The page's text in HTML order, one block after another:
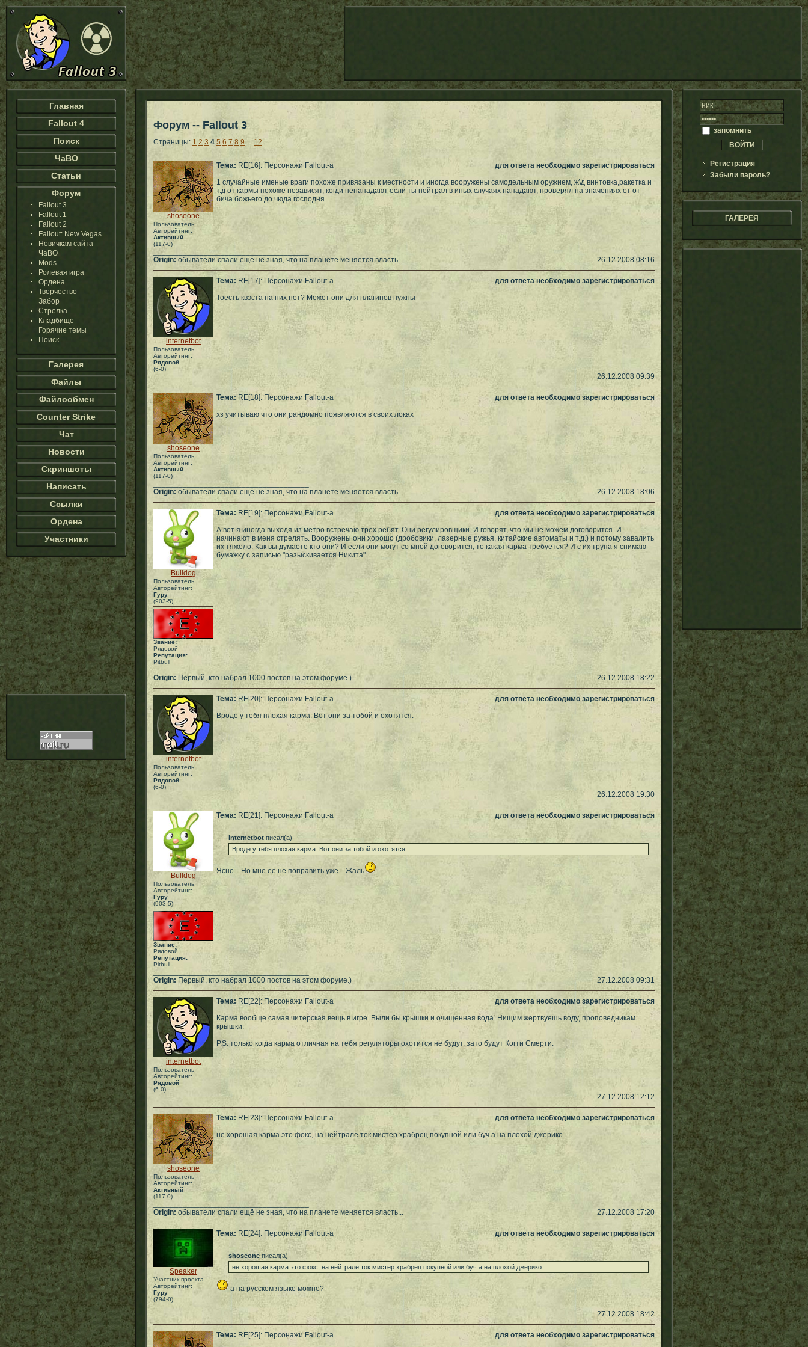
Главная
Fallout 4
Поиск
ЧаВО
Статьи
Форум
Fallout 3
Fallout 1
Fallout 2
Fallout: New Vegas
Новичкам сайта
ЧаВО
Mods
Ролевая игра
Ордена
Творчество
Забор
Стрелка
Кладбище
Горячие темы
Поиск
Галерея
Файлы
Файлообмен
Counter Strike
Чат
Новости
Скриншоты
Написать
Ссылки
Ордена
Участники
Форум -- Fallout 3
Страницы: 1 2 3 4 5 6 7 8 9...12
shoseone
Пользователь
Авторейтинг:
Активный
(117-0)
Тема: RE[16]: Персонажи Fallout-а
для ответа необходимо зарегистрироваться
1 случайные именые враги похоже привязаны к местности и иногда вооружены самодельным оружием, ж\д винтовка,ракетка и
т.д от кармы похоже независят, когди ненападают если ты нейтрал в иных случаях нападают, проверял на значениях от от
бича божьего до чюда господня
_____________________________________
Origin: обыватели спали ещё не зная, что на планете меняется власть... 26.12.2008 08:16
internetbot
Пользователь
Авторейтинг:
Рядовой
(6-0)
Тема: RE[17]: Персонажи Fallout-а
для ответа необходимо зарегистрироваться
Тоесть квэста на них нет? Может они для плагинов нужны
26.12.2008 09:39
shoseone
Пользователь
Авторейтинг:
Активный
(117-0)
Тема: RE[18]: Персонажи Fallout-а
для ответа необходимо зарегистрироваться
хз учитываю что они рандомно появляются в своих локах
_____________________________________
Origin: обыватели спали ещё не зная, что на планете меняется власть... 26.12.2008 18:06
Bulldog
Пользователь
Авторейтинг:
Гуру
(903-5)
Звание:
Рядовой
Репутация:
Pitbull
Тема: RE[19]: Персонажи Fallout-а
для ответа необходимо зарегистрироваться
А вот я иногда выходя из метро встречаю трех ребят. Они регулировщики. И говорят, что мы не можем договорится. И
начинают в меня стрелять. Вооружены они хорошо (дробовики, лазерные ружья, китайские автоматы и т.д.) и потому завалить
их тяжело. Как вы думаете кто они? И если они могут со мной договорится, то какая карма требуется? И с их трупа я снимаю
бумажку с записью "разыскивается Никита".
_____________________________________
Origin: Первый, кто набрал 1000 постов на этом форуме.) 26.12.2008 18:22
internetbot
Пользователь
Авторейтинг:
Рядовой
(6-0)
Тема: RE[20]: Персонажи Fallout-а
для ответа необходимо зарегистрироваться
Вроде у тебя плохая карма. Вот они за тобой и охотятся.
26.12.2008 19:30
Bulldog
Пользователь
Авторейтинг:
Гуру
(903-5)
Звание:
Рядовой
Репутация:
Pitbull
Тема: RE[21]: Персонажи Fallout-а для ответа необходимо зарегистрироваться
internetbot писал(а)
Вроде у тебя плохая карма. Вот они за тобой и охотятся.
Ясно... Но мне ее не поправить уже... Жаль
_____________________________________
Origin: Первый, кто набрал 1000 постов на этом форуме.) 27.12.2008 09:31
internetbot
Пользователь
Авторейтинг:
Рядовой
(6-0)
Тема: RE[22]: Персонажи Fallout-а
для ответа необходимо зарегистрироваться
Карма вообще самая читерская вещь в игре. Были бы крышки и очищенная вода. Нищим жертвуешь воду, проповедникам
крышки.
P.S. только когда карма отличная на тебя регуляторы охотится не будут, зато будут Когти Смерти.
27.12.2008 12:12
shoseone
Пользователь
Авторейтинг:
Активный
(117-0)
Тема: RE[23]: Персонажи Fallout-а
для ответа необходимо зарегистрироваться
не хорошая карма это фокс, на нейтрале ток мистер храбрец покупной или буч а на плохой джерико
_____________________________________
Origin: обыватели спали ещё не зная, что на планете меняется власть... 27.12.2008 17:20
Speaker
Участник проекта
Авторейтинг:
Гуру
(794-0)
Тема: RE[24]: Персонажи Fallout-а для ответа необходимо зарегистрироваться
shoseoneписал(а)
не хорошая карма это фокс, на нейтрале ток мистер храбрец покупной или буч а на плохой джерико
а на русском языке можно?
27.12.2008 18:42
Тема: RE[25]: Персонажи Fallout-а для ответа необходимо зарегистрироваться
запомнить
Регистрация
Забыли пароль?
ГАЛЕРЕЯ